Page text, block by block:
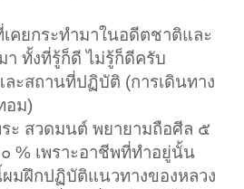
คยกระทำมาในอดีตชาติและ
า ทั้งที่รู้ก็ดี ไม่รู้ก็ดีครับ
ะสถานที่ปฏิบัติ (การเดินทาง
อม)
ะ สวดมนต์ พยายามถือศีล ๕
% เพราะอาชีพที่ทำอยู่นั้น
มฝึกปฏิบัติแนวทางของหลวง